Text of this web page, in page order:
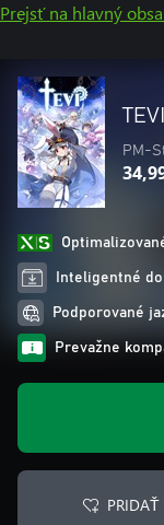
Prejsť na hlavný
TEVI
PM-
Inteligentné
Podporované
Prevažne